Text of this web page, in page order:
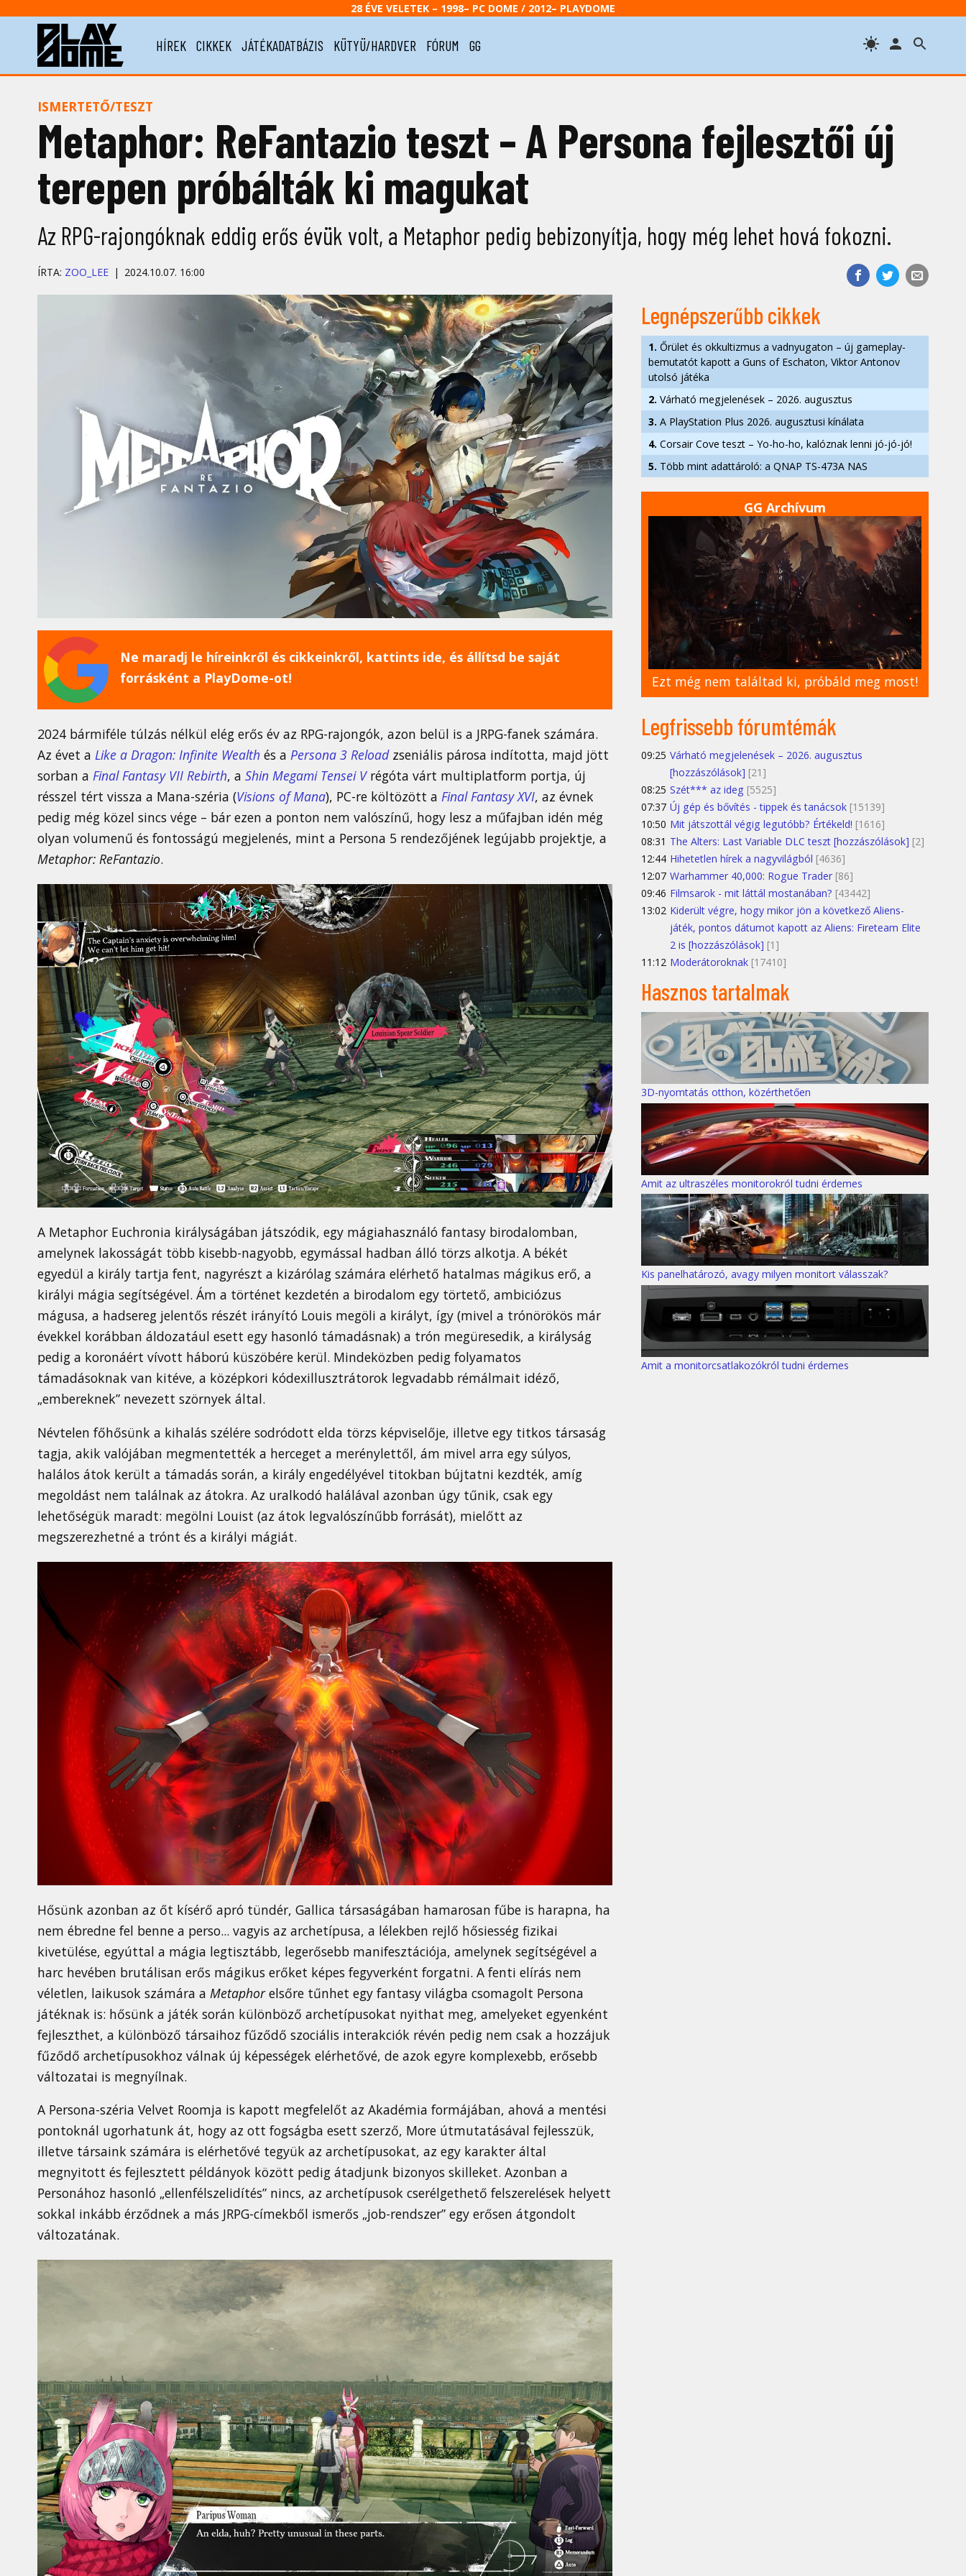
28 ÉVE VELETEK – 1998– PC DOME / 2012– PLAYDOME
HÍREK CIKKEK JÁTÉKADATBÁZIS KÜTYÜ/HARDVER FÓRUM GG
ISMERTETŐ/TESZT
Metaphor: ReFantazio teszt – A Persona fejlesztői új
terepen próbálták ki magukat
Az RPG-rajongóknak eddig erős évük volt, a Metaphor pedig bebizonyítja, hogy még lehet hová fokozni.
ÍRTA: ZOO_LEE 2024.10.07. 16:00
Ne maradj le híreinkről és cikkeinkről, kattints ide, és állítsd be saját
forrásként a PlayDome-ot!
2024 bármiféle túlzás nélkül elég erős év az RPG-rajongók, azon belül is a JRPG-fanek számára.
Az évet a Like a Dragon: Infinite Wealth és a Persona 3 Reloadzseniális párosa indította, majd jött
sorban a Final Fantasy VII Rebirth, a Shin Megami Tensei Vrégóta várt multiplatform portja, új
résszel tért vissza a Mana-széria (Visions of Mana), PC-re költözött a Final Fantasy XVI, az évnek
pedig még közel sincs vége – bár ezen a ponton nem valószínű, hogy lesz a műfajban idén még
olyan volumenű és fontosságú megjelenés, mint a Persona 5 rendezőjének legújabb projektje, a
Metaphor: ReFantazio.
A Metaphor Euchronia királyságában játszódik, egy mágiahasználó fantasy birodalomban,
amelynek lakosságát több kisebb-nagyobb, egymással hadban álló törzs alkotja. A békét
egyedül a király tartja fent, nagyrészt a kizárólag számára elérhető hatalmas mágikus erő, a
királyi mágia segítségével. Ám a történet kezdetén a birodalom egy törtető, ambiciózus
mágusa, a hadsereg jelentős részét irányító Louis megöli a királyt, így (mivel a trónörökös már
évekkel korábban áldozatául esett egy hasonló támadásnak) a trón megüresedik, a királyság
pedig a koronáért vívott háború küszöbére kerül. Mindeközben pedig folyamatos
támadásoknak van kitéve, a középkori kódexillusztrátorok legvadabb rémálmait idéző,
„embereknek” nevezett szörnyek által.
Névtelen főhősünk a kihalás szélére sodródott elda törzs képviselője, illetve egy titkos társaság
tagja, akik valójában megmentették a herceget a merénylettől, ám mivel arra egy súlyos,
halálos átok került a támadás során, a király engedélyével titokban bújtatni kezdték, amíg
megoldást nem találnak az átokra. Az uralkodó halálával azonban úgy tűnik, csak egy
lehetőségük maradt: megölni Louist (az átok legvalószínűbb forrását), mielőtt az
megszerezhetné a trónt és a királyi mágiát.
Hősünk azonban az őt kísérő apró tündér, Gallica társaságában hamarosan fűbe is harapna, ha
nem ébredne fel benne a perso... vagyis az archetípusa, a lélekben rejlő hősiesség fizikai
kivetülése, egyúttal a mágia legtisztább, legerősebb manifesztációja, amelynek segítségével a
harc hevében brutálisan erős mágikus erőket képes fegyverként forgatni. A fenti elírás nem
véletlen, laikusok számára a Metaphorelsőre tűnhet egy fantasy világba csomagolt Persona
játéknak is: hősünk a játék során különböző archetípusokat nyithat meg, amelyeket egyenként
fejleszthet, a különböző társaihoz fűződő szociális interakciók révén pedig nem csak a hozzájuk
fűződő archetípusokhoz válnak új képességek elérhetővé, de azok egyre komplexebb, erősebb
változatai is megnyílnak.
A Persona-széria Velvet Roomja is kapott megfelelőt az Akadémia formájában, ahová a mentési
pontoknál ugorhatunk át, hogy az ott fogságba esett szerző, More útmutatásával fejlesszük,
illetve társaink számára is elérhetővé tegyük az archetípusokat, az egy karakter által
megnyitott és fejlesztett példányok között pedig átadjunk bizonyos skilleket. Azonban a
Personához hasonló „ellenfélszelidítés” nincs, az archetípusok cserélgethető felszerelések helyett
sokkal inkább érződnek a más JRPG-címekből ismerős „job-rendszer” egy erősen átgondolt
változatának.
Legnépszerűbb cikkek
1. Őrület és okkultizmus a vadnyugaton – új gameplay-
bemutatót kapott a Guns of Eschaton, Viktor Antonov
utolsó játéka
2. Várható megjelenések – 2026. augusztus
3. A PlayStation Plus 2026. augusztusi kínálata
4. Corsair Cove teszt – Yo-ho-ho, kalóznak lenni jó-jó-jó!
5. Több mint adattároló: a QNAP TS-473A NAS
GG Archívum
Ezt még nem találtad ki, próbáld meg most!
Legfrissebb fórumtémák
09:25 Várható megjelenések – 2026. augusztus
[hozzászólások] [21]
08:25 Szét*** az ideg [5525]
07:37 Új gép és bővítés - tippek és tanácsok [15139]
10:50 Mit játszottál végig legutóbb? Értékeld! [1616]
08:31 The Alters: Last Variable DLC teszt [hozzászólások] [2]
12:44 Hihetetlen hírek a nagyvilágból [4636]
12:07 Warhammer 40,000: Rogue Trader [86]
09:46 Filmsarok - mit láttál mostanában? [43442]
13:02 Kiderült végre, hogy mikor jön a következő Aliens-
játék, pontos dátumot kapott az Aliens: Fireteam Elite
2 is [hozzászólások] [1]
11:12 Moderátoroknak [17410]
Hasznos tartalmak
3D-nyomtatás otthon, közérthetően
Amit az ultraszéles monitorokról tudni érdemes
Kis panelhatározó, avagy milyen monitort válasszak?
Amit a monitorcsatlakozókról tudni érdemes